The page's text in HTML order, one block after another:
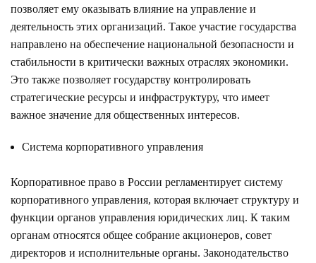
позволяет ему оказывать влияние на управление и
деятельность этих организаций. Такое участие государства
направлено на обеспечение национальной безопасности и
стабильности в критически важных отраслях экономики.
Это также позволяет государству контролировать
стратегические ресурсы и инфраструктуру, что имеет
важное значение для общественных интересов.
Система корпоративного управления
Корпоративное право в России регламентирует систему
корпоративного управления, которая включает структуру и
функции органов управления юридических лиц. К таким
органам относятся общее собрание акционеров, совет
директоров и исполнительные органы. Законодательство